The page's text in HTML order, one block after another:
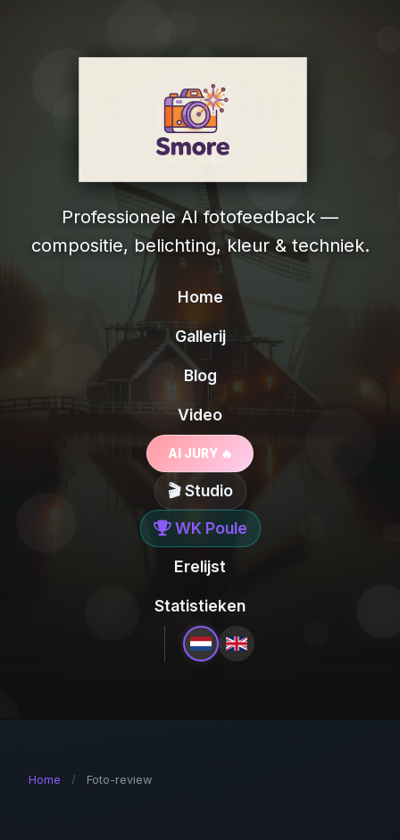
Professionele AI fotofeedback —
compositie, belichting, kleur & techniek.
Home
Gallerij
Blog
Video
AI JURY 🔥
🎬 Studio
WK Poule
Erelijst
Statistieken
Home / Foto-review